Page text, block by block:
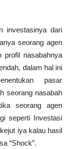
investasinya dari
seorang agen
profil nasabahnya
dalam hal ini
pasar
seorang nasabah
seorang agen
seperti Investasi
iya kalau hasil
“Shock”.